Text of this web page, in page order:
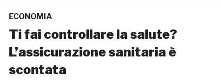
ECONOMIA
Ti fai controllare la salute?
L’assicurazione sanitaria è
scontata